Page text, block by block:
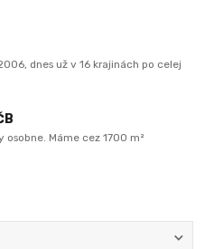
dnes už v 16 krajinách po celej
Máme cez 1700 m²